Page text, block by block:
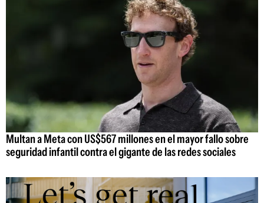
Multan a Meta con US$567 millones en el mayor fallo sobre
seguridad infantil contra el gigante de las redes sociales